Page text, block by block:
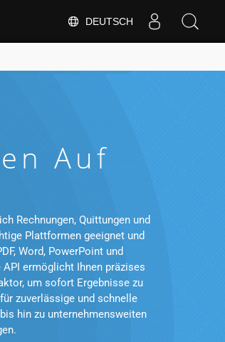
DEUTSCH
Auf
Rechnungen, Quittungen und
Plattformen geeignet und
Word, PowerPoint und
ermöglicht Ihnen präzises
um sofort Ergebnisse zu
zuverlässige und schnelle
hin zu unternehmensweiten